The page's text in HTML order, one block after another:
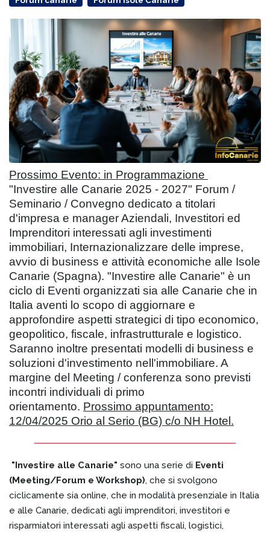
Prossimo Evento: in Programmazione
"Investire alle Canarie 2025 - 2027" Forum /
Seminario / Convegno dedicato a titolari
d'impresa e manager Aziendali, Investitori ed
Imprenditori interessati agli investimenti
immobiliari, Internazionalizzare delle imprese,
avvio di business e attività economiche alle Isole
Canarie (Spagna). "Investire alle Canarie" è un
ciclo di Eventi organizzati sia alle Canarie che in
Italia aventi lo scopo di aggiornare e
approfondire aspetti strategici di tipo economico,
geopolitico, fiscale, infrastrutturale e logistico.
Saranno inoltre presentati modelli di business e
soluzioni d'investimento nell'immobiliare. A
margine del Meeting / conferenza sono previsti
incontri individuali di primo
orientamento. Prossimo appuntamento:
12/04/2025 Orio al Serio (BG) c/o NH Hotel.
"Investire alle Canarie" sono una serie di Eventi
(Meeting/Forum e Workshop), che si svolgono
ciclicamente sia online, che in modalità presenziale in Italia
e alle Canarie, dedicati agli imprenditori, investitori e
risparmiatori interessati agli aspetti fiscali, logistici,